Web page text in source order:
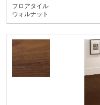
フロアタイル
ウォルナット